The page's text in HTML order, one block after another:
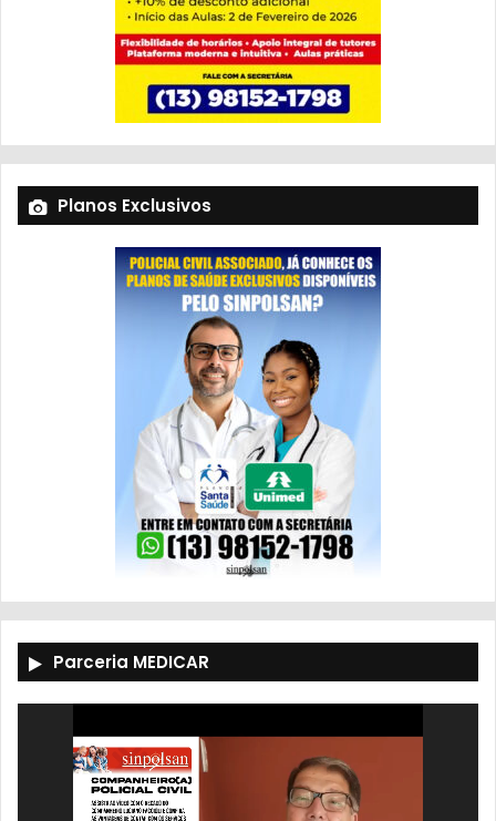
Planos Exclusivos
Parceria MEDICAR